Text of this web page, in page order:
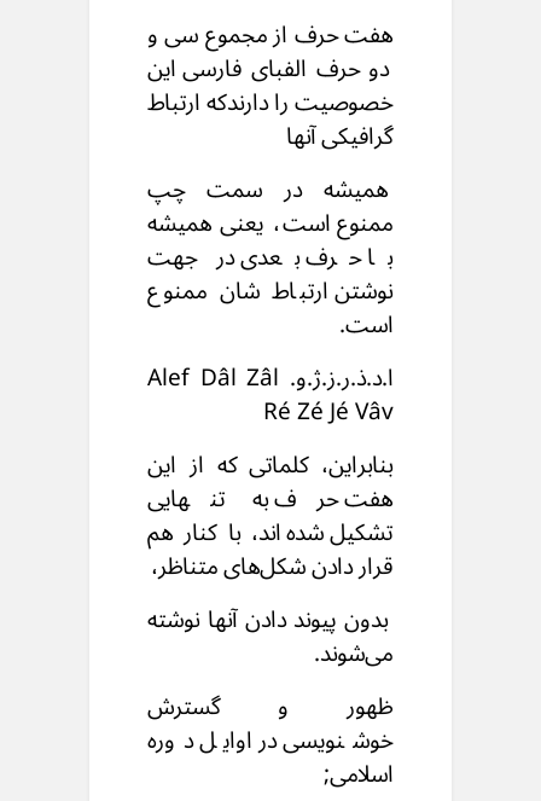
هفت حرف از مجموع سی و
دو حرف الفبای فارسیاین
خصوصیت را دارندکه ارتباط
گرافیکی آنها
همیشه در سمت چپ
ممنوع است، یعنی همیشه
با حرف بعدیدر جهت
نوشتن ارتباط شان ممنوع
است.
ا.د.ذ.ر.ز.ژ.و. Alef Dâl Zâl
Ré Zé Jé Vâv
بنابراین، کلماتی که از این
هفت حرف به تنهایی
تشکیل شده‌اند، با کنار هم
قرار دادن شکل‌های متناظر،
بدون پیوند دادن آنها نوشته
می‌شوند.
ظهور و گسترش
خوشنویسی در اوایل دوره
اسلامی;